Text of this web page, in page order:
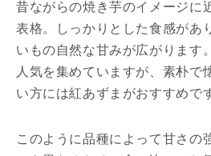
昔ながらの焼き芋のイメージに
表格。しっかりとした食感があ
いもの自然な甘みが広がります
人気を集めていますが、素朴で
い方には紅あずまがおすすめで
このように品種によって甘さの